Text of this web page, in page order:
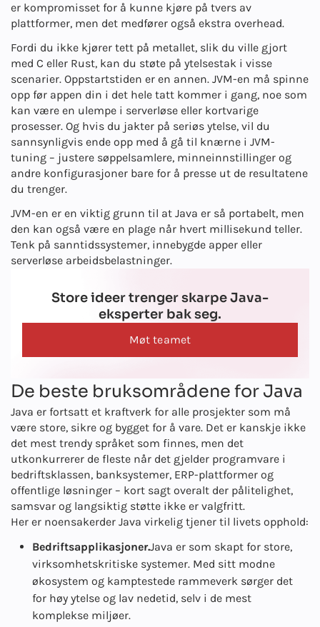
er kompromisset for å kunne kjøre på tvers av
plattformer, men det medfører også ekstra overhead.
Fordi du ikke kjører tett på metallet, slik du ville gjort
med C eller Rust, kan du støte på ytelsestak i visse
scenarier. Oppstartstiden er en annen. JVM-en må spinne
opp før appen din i det hele tatt kommer i gang, noe som
kan være en ulempe i serverløse eller kortvarige
prosesser. Og hvis du jakter på seriøs ytelse, vil du
sannsynligvis ende opp med å gå til knærne i JVM-
tuning – justere søppelsamlere, minneinnstillinger og
andre konfigurasjoner bare for å presse ut de resultatene
du trenger.
JVM-en er en viktig grunn til at Java er så portabelt, men
den kan også være en plage når hvert millisekund teller.
Tenk på sanntidssystemer, innebygde apper eller
serverløse arbeidsbelastninger.
Store ideer trenger skarpe Java-
eksperter bak seg.
Møt teamet
De beste bruksområdene for Java
Java er fortsatt et kraftverk for alle prosjekter som må
være store, sikre og bygget for å vare. Det er kanskje ikke
det mest trendy språket som finnes, men det
utkonkurrerer de fleste når det gjelder programvare i
bedriftsklassen, banksystemer, ERP-plattformer og
offentlige løsninger – kort sagt overalt der pålitelighet,
samsvar og langsiktig støtte ikke er valgfritt.
Her er noensakerder Java virkelig tjener til livets opphold:
Bedriftsapplikasjoner.Java er som skapt for store,
virksomhetskritiske systemer. Med sitt modne
økosystem og kamptestede rammeverk sørger det
for høy ytelse og lav nedetid, selv i de mest
komplekse miljøer.